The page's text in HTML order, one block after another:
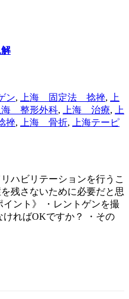
ン, 上海 固定法 捻挫,
上
海 整形外科, 上海 治療,
上
挫, 上海 骨折,
上海テーピ
ハビリテーションを行うこ
残さないために必要だと思
ント》 ・レントゲンを撮
ければOKですか？ ・その